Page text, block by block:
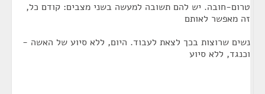
טרום-חובה. יש להם תשובה למעשה בשני מצבים: קודם כל,
זה מאפשר לאותם
נשים שרוצות בכך לצאת לעבוד. היום, ללא סיוע של האשה -
וכנגד, ללא סיוע